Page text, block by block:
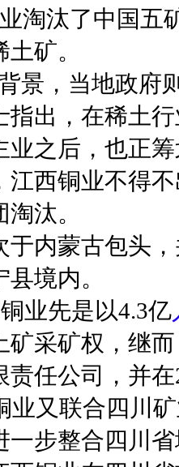
淘汰了中国
矿。
景，当地政府
指出，在稀土
业之后，也正
江西铜业不得
汰。
于内蒙古包头
境内。
业先是以4.3亿
矿采矿权，继
责任公司，并
业又联合四川
一步整合四川